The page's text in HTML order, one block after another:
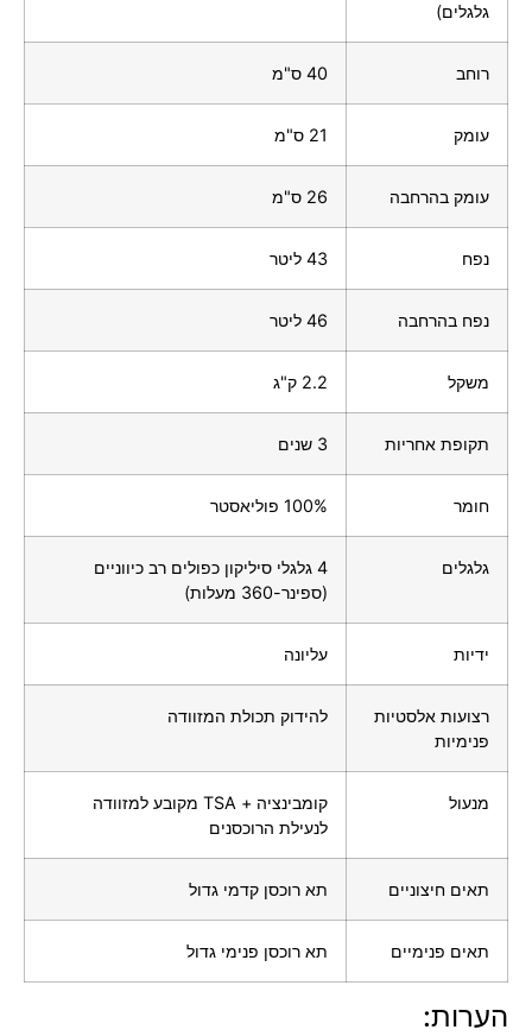
גלגלים)
רוחב 40 ס"מ
עומק 21 ס"מ
עומק בהרחבה 26 ס"מ
נפח 43 ליטר
נפח בהרחבה 46 ליטר
משקל 2.2 ק"ג
תקופת אחריות 3 שנים
חומר 100% פוליאסטר
גלגלים
4 גלגלי סיליקון כפולים רב כיווניים
(ספינר-360 מעלות)
ידיות עליונה
רצועות אלסטיות
פנימיות
להידוק תכולת המזוודה
מנעול
קומבינציה + TSA מקובע למזוודה
לנעילת הרוכסנים
תאים חיצוניים תא רוכסן קדמי גדול
תאים פנימיים תא רוכסן פנימי גדול
הערות: